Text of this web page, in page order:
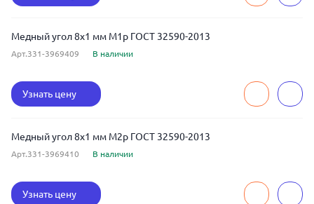
Медный угол 8x1 мм М1р ГОСТ 32590-2013
Арт.331-3969409 В наличии
Узнать цену
Медный угол 8x1 мм М2р ГОСТ 32590-2013
Арт.331-3969410 В наличии
Узнать цену